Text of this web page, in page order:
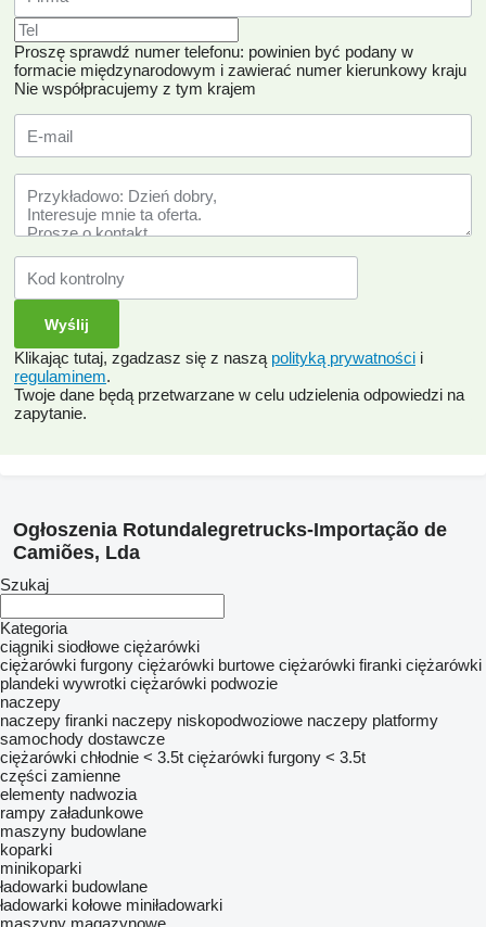
Proszę sprawdź numer telefonu: powinien być podany w
formacie międzynarodowym i zawierać numer kierunkowy kraju
Nie współpracujemy z tym krajem
Klikając tutaj, zgadzasz się z naszą polityką prywatności i
regulaminem.
Twoje dane będą przetwarzane w celu udzielenia odpowiedzi na
zapytanie.
Ogłoszenia Rotundalegretrucks-Importação de
Camiões, Lda
Szukaj
Kategoria
ciągniki siodłowe ciężarówki
ciężarówki furgony ciężarówki burtowe ciężarówki firanki ciężarówki
plandeki wywrotki ciężarówki podwozie
naczepy
naczepy firanki naczepy niskopodwoziowe naczepy platformy
samochody dostawcze
ciężarówki chłodnie < 3.5t ciężarówki furgony < 3.5t
części zamienne
elementy nadwozia
rampy załadunkowe
maszyny budowlane
koparki
minikoparki
ładowarki budowlane
ładowarki kołowe miniładowarki
maszyny magazynowe